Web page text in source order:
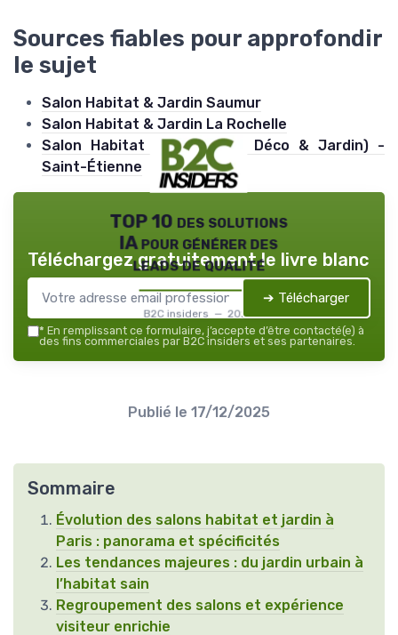
Sources fiables pour approfondir
le sujet
Salon Habitat & Jardin Saumur
Salon Habitat & Jardin La Rochelle
Salon Habitat (Rénovation, Déco & Jardin) -
Saint-Étienne
TOP 10 des solutions
IA pour générer des
leads de qualité
B2C insiders — 2026
Téléchargez gratuitement le livre blanc
➔ Télécharger
* En remplissant ce formulaire, j’accepte d’être contacté(e) à
des fins commerciales par B2C insiders et ses partenaires.
Publié le 17/12/2025
Sommaire
Évolution des salons habitat et jardin à
Paris : panorama et spécificités
Les tendances majeures : du jardin urbain à
l’habitat sain
Regroupement des salons et expérience
visiteur enrichie